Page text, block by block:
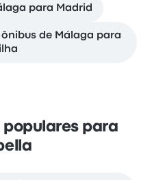
para Madrid
de Málaga para
populares para